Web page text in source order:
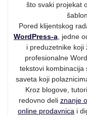
što svaki projekat
Pored klijentskog
WordPress-a , jedne
i preduzetnike
profesionalne
tekstovi kombinacija
saveta koji
Kroz blogove,
redovno deli znanje
online prodavnica i